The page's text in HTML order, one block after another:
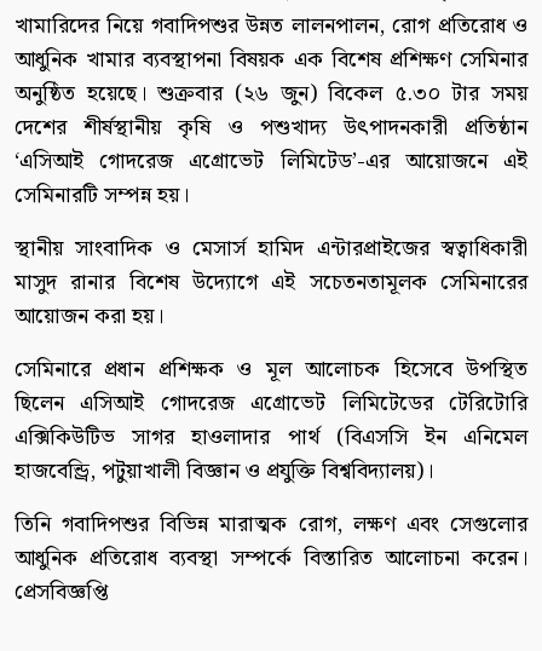
খামারিদের নিয়ে গবাদিপশুর উন্নত লালনপালন, রোগ প্রতিরোধ ও
আধুনিক খামার ব্যবস্থাপনা বিষয়ক এক বিশেষ প্রশিক্ষণ সেমিনার
অনুষ্ঠিত হয়েছে। শুক্রবার (২৬ জুন) বিকেল ৫.৩০ টার সময়
দেশের শীর্ষস্থানীয় কৃষি ও পশুখাদ্য উৎপাদনকারী প্রতিষ্ঠান
‘এসিআই গোদরেজ এগ্রোভেট লিমিটেড’-এর আয়োজনে এই
সেমিনারটি সম্পন্ন হয়।
স্থানীয় সাংবাদিক ও মেসার্স হামিদ এন্টারপ্রাইজের স্বত্বাধিকারী
মাসুদ রানার বিশেষ উদ্যোগে এই সচেতনতামূলক সেমিনারের
আয়োজন করা হয়।
সেমিনারে প্রধান প্রশিক্ষক ও মূল আলোচক হিসেবে উপস্থিত
ছিলেন এসিআই গোদরেজ এগ্রোভেট লিমিটেডের টেরিটোরি
এক্সিকিউটিভ সাগর হাওলাদার পার্থ (বিএসসি ইন এনিমেল
হাজবেন্ড্রি, পটুয়াখালী বিজ্ঞান ও প্রযুক্তি বিশ্ববিদ্যালয়)।
তিনি গবাদিপশুর বিভিন্ন মারাত্মক রোগ, লক্ষণ এবং সেগুলোর
আধুনিক প্রতিরোধ ব্যবস্থা সম্পর্কে বিস্তারিত আলোচনা করেন।
প্রেসবিজ্ঞপ্তি